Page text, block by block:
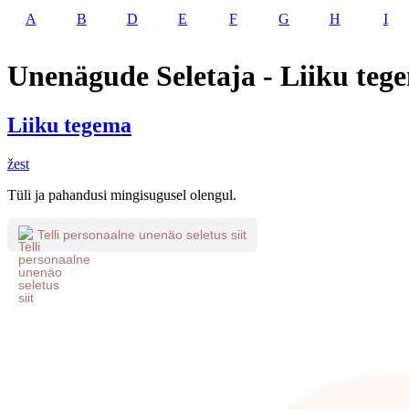
A B D E F G H I
Unenägude Seletaja - Liiku
Liiku tegema
žest
Tüli ja pahandusi mingisugusel olengul.
Telli personaalne unenäo seletus siit